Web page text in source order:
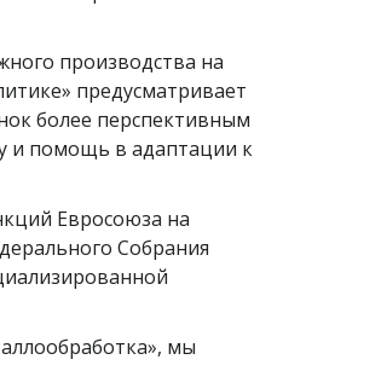
производства на
предусматривает
более перспективным
и помощь в адаптации к
Евросоюза на
Собрания
мы